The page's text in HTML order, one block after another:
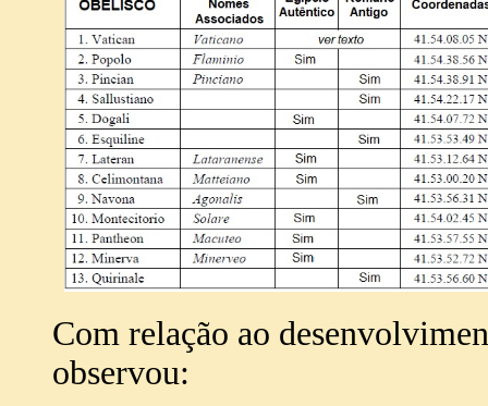
Com relação ao
observou: